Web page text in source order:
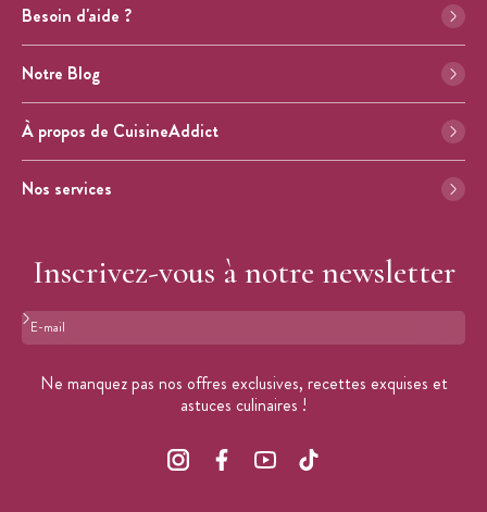
Besoin d'aide ?
Notre Blog
À propos de CuisineAddict
Nos services
Inscrivez-vous à notre newsletter
Format : adresse@email.com
Ne manquez pas nos offres exclusives, recettes exquises et
astuces culinaires !